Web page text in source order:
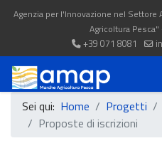
Agenzia per l'Innovazione nel Settore
Agricoltura Pesca"
+39 071 8081
Sei qui: Home Progetti
Proposte di iscrizioni